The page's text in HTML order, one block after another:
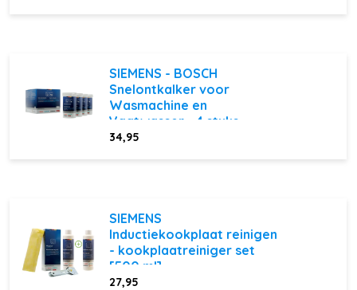
SIEMENS - BOSCH
Snelontkalker voor
Wasmachine en
Vaatwasser - 4 stuks
34,95
SIEMENS
Inductiekookplaat reinigen
- kookplaatreiniger set
[500 ml]
27,95